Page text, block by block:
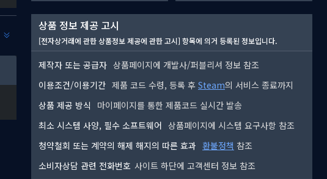
상품 정보 제공 고시
[전자상거래에 관한 상품정보 제공에 관한 고시] 항목에 의거 등록된 정보입니다.
제작자 또는 공급자 상품페이지에 개발사/퍼블리셔 정보 참조
이용조건/이용기간 제품 코드 수령, 등록 후 Steam의 서비스 종료까지
상품 제공 방식
마이페이지를 통한 제품코드 실시간 발송
최소 시스템 사양, 필수 소프트웨어 상품페이지에 시스템 요구사항 참조
청약철회 또는 계약의 해제 해지의 따른 효과 환불정책 참조
소비자상담 관련 전화번호 사이트 하단에 고객센터 정보 참조